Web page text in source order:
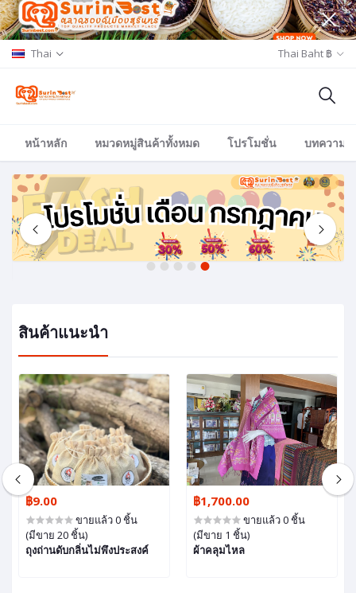
Thai Thai Baht ฿
หน้าหลัก หมวดหมู่สินค้าทั้งหมด โปรโมชั่น บทความ/
1 2 3 4 5
สินค้าแนะนำ
฿9.00
ขายแล้ว 0 ชิ้น
(มีขาย 20 ชิ้น)
ถุงถ่านดับกลิ่นไม่พึงประสงค์
฿1,700.00
ขายแล้ว 0 ชิ้น
(มีขาย 1 ชิ้น)
ผ้าคลุมไหล